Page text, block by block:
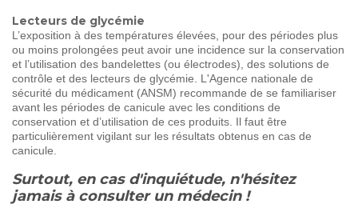
Lecteurs de glycémie
L’exposition à des températures élevées, pour des périodes plus
ou moins prolongées peut avoir une incidence sur la conservation
et l’utilisation des bandelettes (ou électrodes), des solutions de
contrôle et des lecteurs de glycémie. L'Agence nationale de
sécurité du médicament (ANSM) recommande de se familiariser
avant les périodes de canicule avec les conditions de
conservation et d’utilisation de ces produits. Il faut être
particulièrement vigilant sur les résultats obtenus en cas de
canicule.
Surtout, en cas d'inquiétude, n'hésitez
jamais à consulter un médecin !